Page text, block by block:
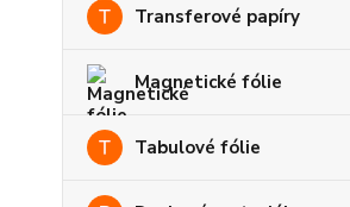
Transferové papíry
Magnetické fólie
Tabulové fólie